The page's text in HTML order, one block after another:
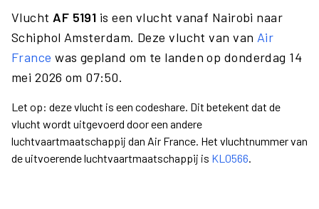
Vlucht AF 5191 is een vlucht vanaf Nairobi naar
Schiphol Amsterdam. Deze vlucht van van Air
France was gepland om te landen op donderdag 14
mei 2026 om 07:50.
Let op: deze vlucht is een codeshare. Dit betekent dat de
vlucht wordt uitgevoerd door een andere
luchtvaartmaatschappij dan Air France. Het vluchtnummer van
de uitvoerende luchtvaartmaatschappij is KL0566.